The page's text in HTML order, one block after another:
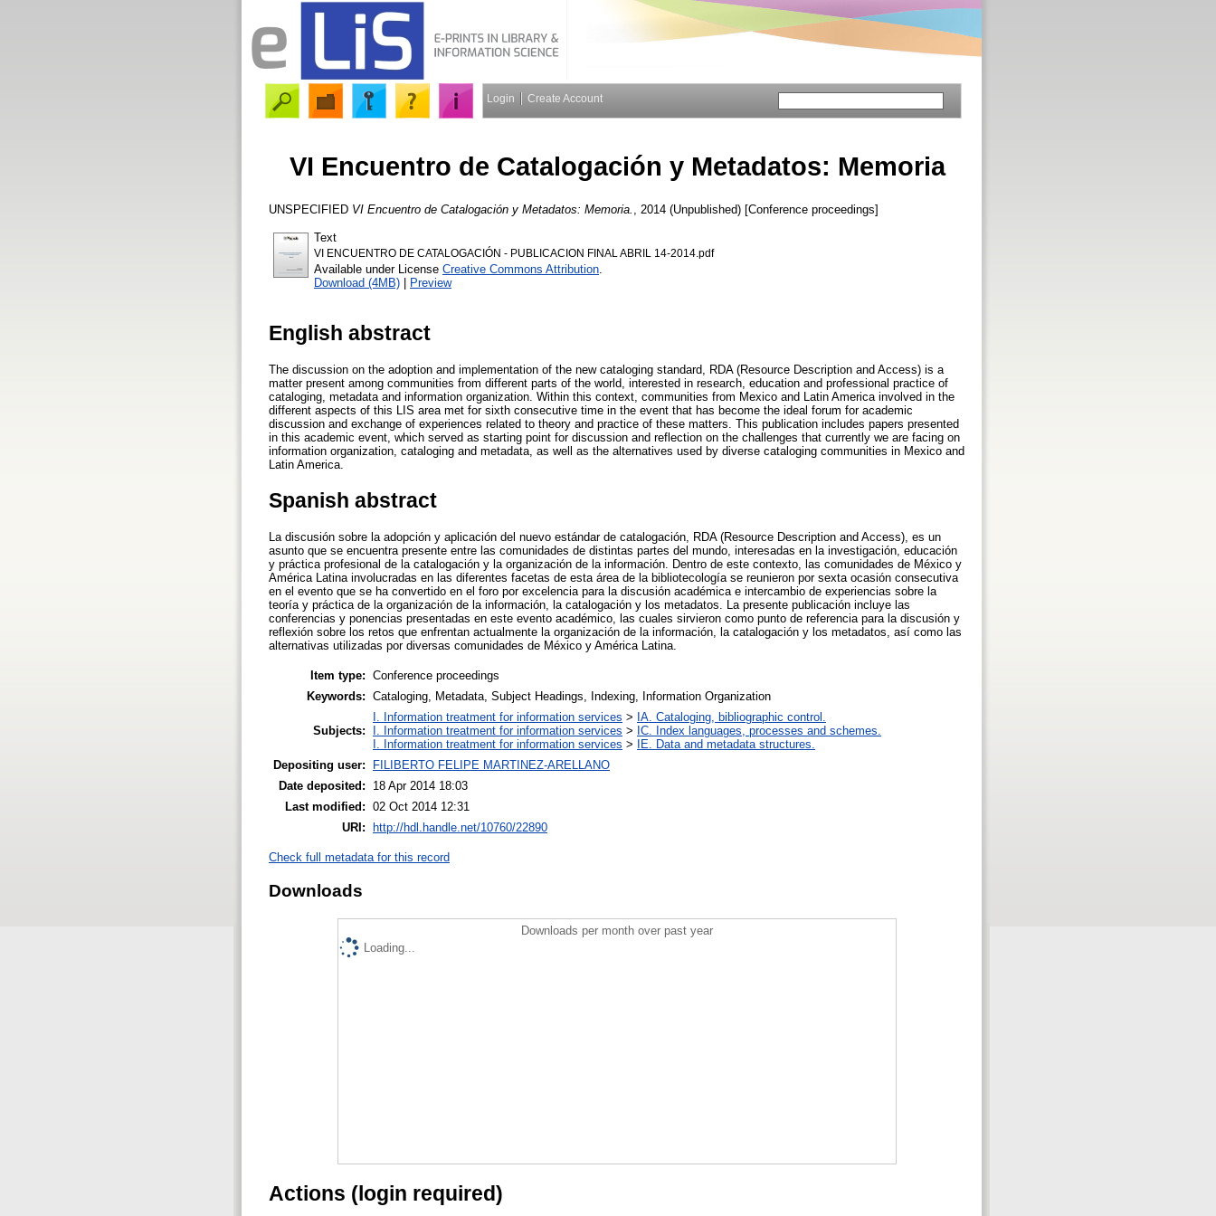
Login Create Account
VI Encuentro de Catalogación y Metadatos: Memoria
UNSPECIFIED VI Encuentro de Catalogación y Metadatos: Memoria. , 2014 (Unpublished) [Conference proceedings]
Text
VI ENCUENTRO DE CATALOGACIÓN - PUBLICACION FINAL ABRIL 14-2014.pdf
Available under License Creative Commons Attribution
Download (4MB) | Preview
English abstract
The discussion on the adoption and implementation of the new cataloging standard, RDA (Resource Description and Access) is a
matter present among communities from different parts of the world, interested in research, education and professional practice of
cataloging, metadata and information organization. Within this context, communities from Mexico and Latin America involved in the
different aspects of this LIS area met for sixth consecutive time in the event that has become the ideal forum for academic
discussion and exchange of experiences related to theory and practice of these matters. This publication includes papers presented
in this academic event, which served as starting point for discussion and reflection on the challenges that currently we are facing on
information organization, cataloging and metadata, as well as the alternatives used by diverse cataloging communities in Mexico and
Latin America.
Spanish abstract
La discusión sobre la adopción y aplicación del nuevo estándar de catalogación, RDA (Resource Description and Access), es un
asunto que se encuentra presente entre las comunidades de distintas partes del mundo, interesadas en la investigación, educación
y práctica profesional de la catalogación y la organización de la información. Dentro de este contexto, las comunidades de México y
América Latina involucradas en las diferentes facetas de esta área de la bibliotecología se reunieron por sexta ocasión consecutiva
en el evento que se ha convertido en el foro por excelencia para la discusión académica e intercambio de experiencias sobre la
teoría y práctica de la organización de la información, la catalogación y los metadatos. La presente publicación incluye las
conferencias y ponencias presentadas en este evento académico, las cuales sirvieron como punto de referencia para la discusión y
reflexión sobre los retos que enfrentan actualmente la organización de la información, la catalogación y los metadatos, así como las
alternativas utilizadas por diversas comunidades de México y América Latina.
Item type: Conference proceedings
Keywords: Cataloging, Metadata, Subject Headings, Indexing, Information Organization
Subjects:
I. Information treatment for information services > IA. Cataloging, bibliographic control.
I. Information treatment for information services > IC. Index languages, processes and schemes.
I. Information treatment for information services >
IE. Data and metadata structures.
Depositing user:
FILIBERTO FELIPE MARTINEZ-ARELLANO
Date deposited:
18 Apr 2014 18:03
Last modified: 02 Oct 2014 12:31
URI:
http://hdl.handle.net/10760/22890
Check full metadata for this record
Downloads
Downloads per month over past year
Loading...
Actions (login required)